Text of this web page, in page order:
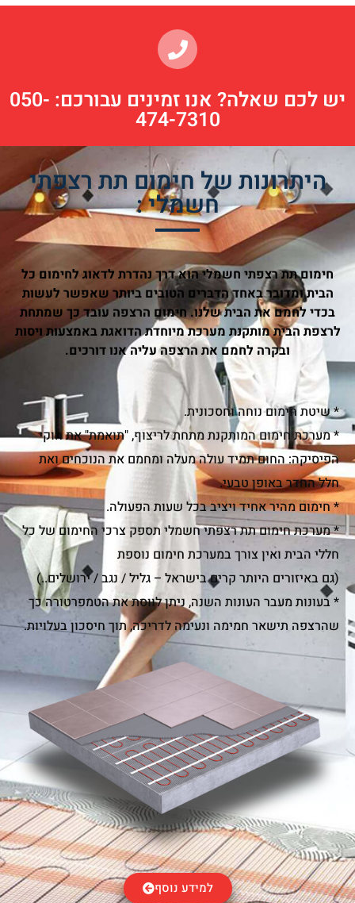
יש לכם שאלה? אנו זמינים עבורכם: 050-
474-7310
היתרונות של חימום תת רצפתי
חשמלי :
חימום תת רצפתי חשמלי הוא דרך נהדרת לדאוג לחימום כל
הבית ומדובר באחד הדברים הטובים ביותר שאפשר לעשות
בכדי לחמם את הבית שלנו. חימום הרצפה עובד כך שמתחת
לרצפת הבית מותקנת מערכת מיוחדת הדואגת באמצעות ויסות
ובקרה לחמם את הרצפה עליה אנו דורכים.
* שיטת חימום נוחה וחסכונית.
* מערכת חימום המותקנת מתחת לריצוף, "תואמת" את חוקי
הפיסיקה: החום תמיד עולה מעלה ומחמם את הנוכחים ואת
חלל החדר באופן טבעי.
* חימום מהיר אחיד ויציב בכל שעות הפעולה.
* מערכת חימום תת רצפתי חשמלי תספק צרכי החימום של כל
חללי הבית ואין צורך במערכת חימום נוספת
(גם באיזורים היותר קרים בישראל – גליל / נגב / ירושלים..)
* בעונות מעבר העונות השנה, ניתן לווסת את הטמפרטורה כך
שהרצפה תישאר חמימה ונעימה לדריכה, תוך חיסכון בעלויות.
למידע נוסף